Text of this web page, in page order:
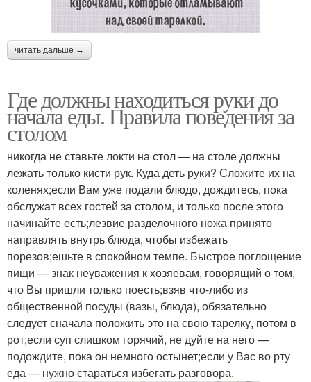
читать дальше →
Где должны находиться руки до
начала еды. Правила поведения за
столом
никогда не ставьте локти на стол — на столе должны
лежать только кисти рук. Куда деть руки? Сложите их на
коленях;если Вам уже подали блюдо, дождитесь, пока
обслужат всех гостей за столом, и только после этого
начинайте есть;лезвие разделочного ножа принято
направлять внутрь блюда, чтобы избежать
порезов;ешьте в спокойном темпе. Быстрое поглощение
пищи — знак неуважения к хозяевам, говорящий о том,
что Вы пришли только поесть;взяв что-либо из
общественной посуды (вазы, блюда), обязательно
следует сначала положить это на свою тарелку, потом в
рот;если суп слишком горячий, не дуйте на него —
подождите, пока он немного остынет;если у Вас во рту
еда — нужно стараться избегать разговора.